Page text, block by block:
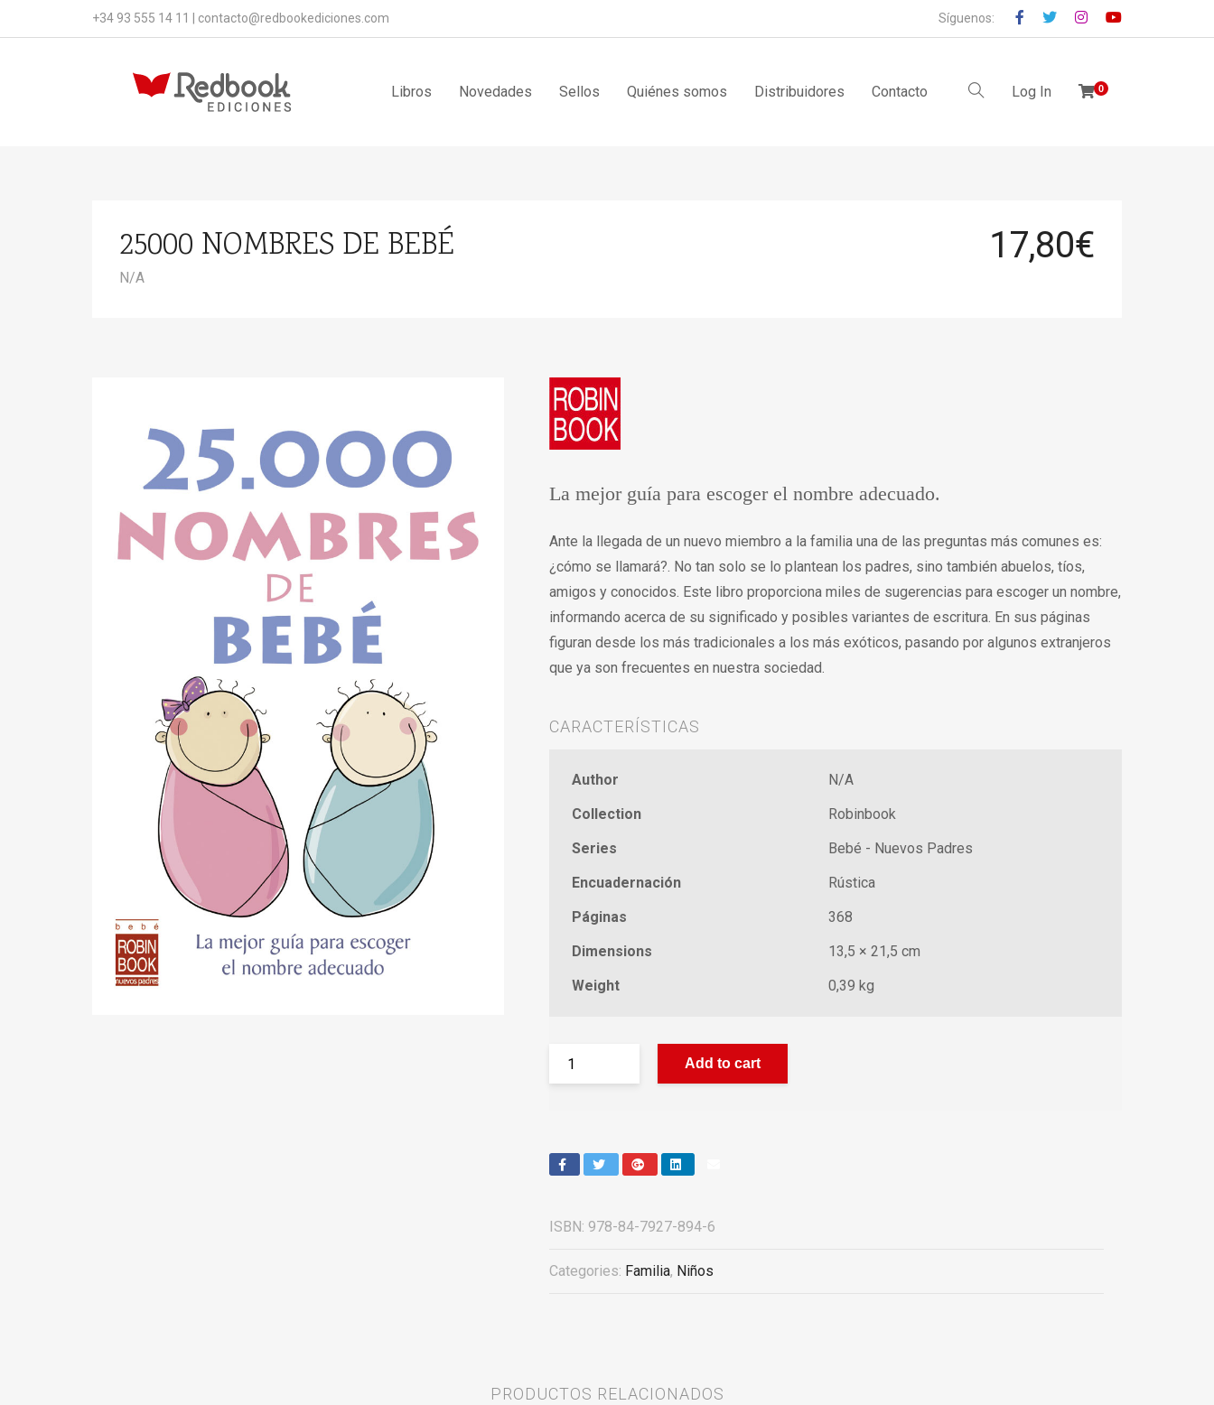
+34 93 555 14 11 contacto@redbookediciones.com Síguenos:
Libros Novedades Sellos Quiénes somos Distribuidores Contacto Log In 0
25000 NOMBRES DE BEBÉ
N/A
17,80€
La mejor guía para escoger el nombre adecuado.
Ante la llegada de un nuevo miembro a la familia una de las preguntas más comunes es:
¿cómo se llamará?. No tan solo se lo plantean los padres, sino también abuelos, tíos,
amigos y conocidos. Este libro proporciona miles de sugerencias para escoger un nombre,
informando acerca de su significado y posibles variantes de escritura. En sus páginas
figuran desde los más tradicionales a los más exóticos, pasando por algunos extranjeros
que ya son frecuentes en nuestra sociedad.
CARACTERÍSTICAS
Author
N/A
Collection
Robinbook
Series
Bebé - Nuevos Padres
Encuadernación
Rústica
Páginas
368
Dimensions
13,5 × 21,5 cm
Weight
0,39 kg
Add to cart
ISBN: 978-84-7927-894-6
Categories: Familia, Niños
PRODUCTOS RELACIONADOS